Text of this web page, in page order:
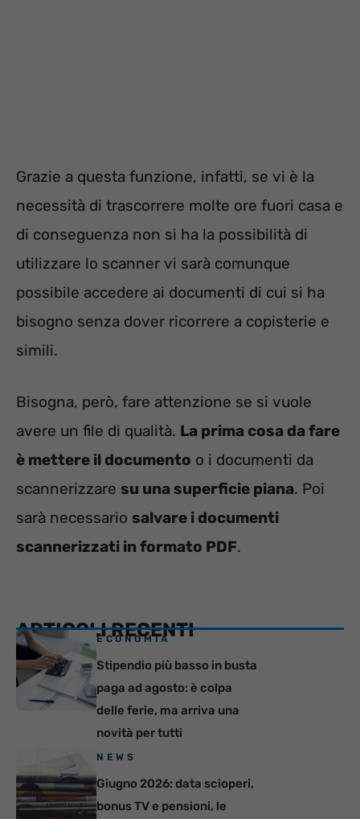
Grazie a questa funzione, infatti, se vi è la
necessità di trascorrere molte ore fuori casa e
di conseguenza non si ha la possibilità di
utilizzare lo scanner vi sarà comunque
possibile accedere ai documenti di cui si ha
bisogno senza dover ricorrere a copisterie e
simili.
Bisogna, però, fare attenzione se si vuole
avere un file di qualità. La prima cosa da fare
è mettere il documento o i documenti da
scannerizzare su una superficie piana. Poi
sarà necessario salvare i documenti
scannerizzati in formato PDF.
ARTICOLI RECENTI
ECONOMIA
Stipendio più basso in busta
paga ad agosto: è colpa
delle ferie, ma arriva una
novità per tutti
NEWS
Giugno 2026: data scioperi,
bonus TV e pensioni, le